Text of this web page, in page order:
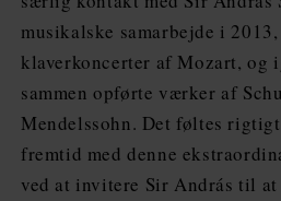
musikalske samarbejde i
klaverkoncerter af Mozart, og
sammen opførte værker af
Mendelssohn. Det føltes
fremtid med denne
ved at invitere Sir András til